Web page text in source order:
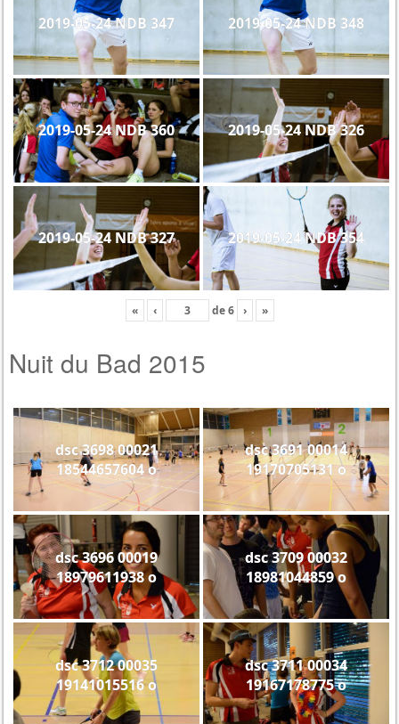
2019-05-24 NDB 347 2019-05-24 NDB 348
2019-05-24 NDB 360 2019-05-24 NDB 326
2019-05-24 NDB 327 2019-05-24 NDB 354
« ‹ de6 › »
Nuit du Bad 2015
dsc 3698 00021
18544657604 o
dsc 3691 00014
19170705131 o
dsc 3696 00019
18979611938 o
dsc 3709 00032
18981044859 o
dsc 3712 00035
19141015516 o
dsc 3711 00034
19167178775 o